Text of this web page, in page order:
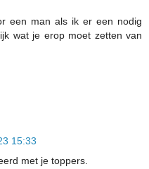
een man als ik er een nodig
wat je erop moet zetten van
15:33
met je toppers.